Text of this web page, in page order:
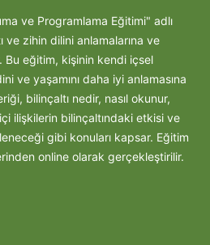
ve Programlama Eğitimi" adlı
zihin dilini anlamalarına ve
Bu eğitim, kişinin kendi içsel
ve yaşamını daha iyi anlamasına
bilinçaltı nedir, nasıl okunur,
ilişkilerin bilinçaltındaki etkisi ve
gibi konuları kapsar. Eğitim
online olarak gerçekleştirilir.